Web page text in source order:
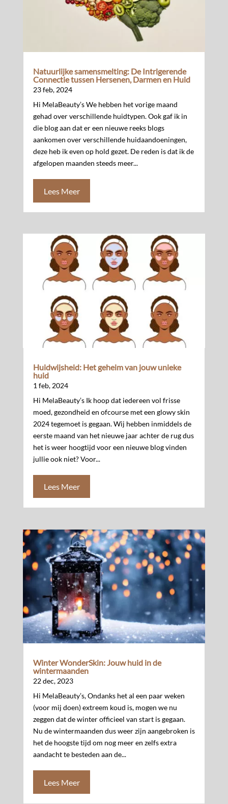
Natuurlijke samensmelting: De Intrigerende
Connectie tussen Hersenen, Darmen en Huid
23 feb, 2024
Hi MelaBeauty’s We hebben het vorige maand
gehad over verschillende huidtypen. Ook gaf ik in
die blog aan dat er een nieuwe reeks blogs
aankomen over verschillende huidaandoeningen,
deze heb ik even op hold gezet. De reden is dat ik de
afgelopen maanden steeds meer...
Lees Meer
Huidwijsheid: Het geheim van jouw unieke
huid
1 feb, 2024
Hi MelaBeauty’s Ik hoop dat iedereen vol frisse
moed, gezondheid en ofcourse met een glowy skin
2024 tegemoet is gegaan. Wij hebben inmiddels de
eerste maand van het nieuwe jaar achter de rug dus
het is weer hoogtijd voor een nieuwe blog vinden
jullie ook niet? Voor...
Lees Meer
Winter WonderSkin: Jouw huid in de
wintermaanden
22 dec, 2023
Hi MelaBeauty’s, Ondanks het al een paar weken
(voor mij doen) extreem koud is, mogen we nu
zeggen dat de winter officieel van start is gegaan.
Nu de wintermaanden dus weer zijn aangebroken is
het de hoogste tijd om nog meer en zelfs extra
aandacht te besteden aan de...
Lees Meer